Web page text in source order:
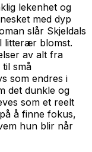
lekenhet og
med dyp
slår Skjeldals
litterær blomst.
av alt fra
små
som endres i
det dunkle og
som et reelt
å finne fokus,
hun blir når